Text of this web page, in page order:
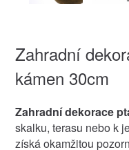
Zahradní
kámen 30cm
Zahradní dekorace
skalku, terasu nebo k
získá okamžitou